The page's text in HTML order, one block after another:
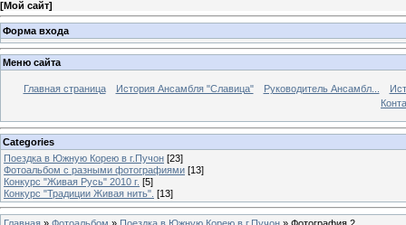
[Мой сайт]
Форма входа
Меню сайта
Главная страница История Ансамбля "Славица" Руководитель Ансамбл...
Categories
Поездка в Южную Корею в г.Пучон [23]
Фотоальбом с разными фотографиями [13]
Конкурс "Живая Русь" 2010 г. [5]
Конкурс "Традиции Живая нить". [13]